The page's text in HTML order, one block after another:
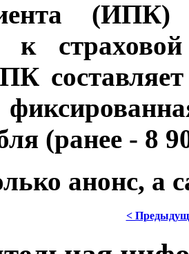
(ИПК)
(ранее - 8
анонс, а
<